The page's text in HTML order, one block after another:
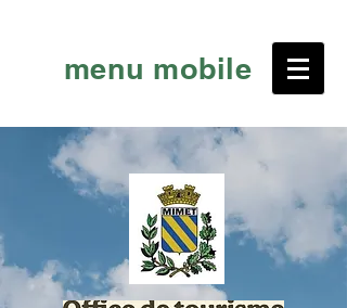
menu mobile